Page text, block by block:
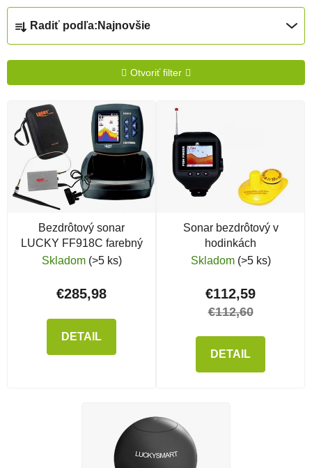
Radenie produktov
Radiť podľa: Najnovšie
Otvoriť filter
Výpis produktov
Bezdrôtový sonar
LUCKY FF918C farebný
Skladom (>5 ks)
€285,98
DETAIL
Sonar bezdrôtový v
hodinkách
Skladom (>5 ks)
€112,59
€112,60
DETAIL